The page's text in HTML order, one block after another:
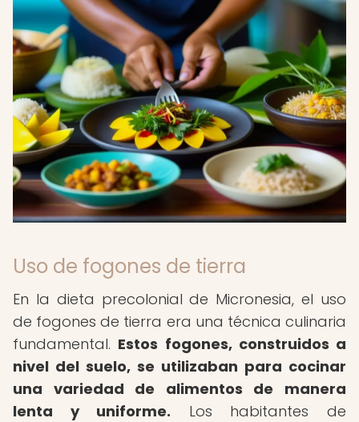
Uso de fogones de tierra
En la dieta precolonial de Micronesia, el uso
de fogones de tierra era una técnica culinaria
fundamental. Estos fogones, construidos a
nivel del suelo, se utilizaban para cocinar
una variedad de alimentos de manera
lenta y uniforme. Los habitantes de